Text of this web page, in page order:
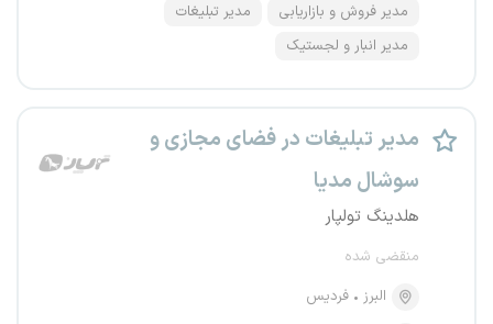
مدیر فروش و بازاریابی
مدیر تبلیغات
مدیر انبار و لجستیک
مدیر تبلیغات در فضای مجازی و
سوشال مدیا
هلدینگ تولپار
منقضی شده
البرز
فردیس